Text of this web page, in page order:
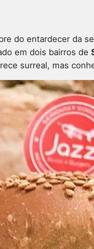
do entardecer da
em dois bairros de
surreal, mas